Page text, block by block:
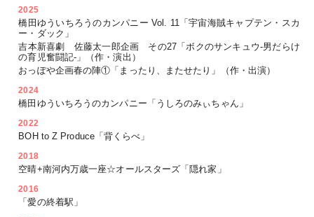
2025
橋田ゆういちろうのカンパニー Vol. 11「宇宙海賊キャプテン・スカ
ー・ダック」
吉本新喜劇 佐藤太一郎企画 その27「ボクのサンキュウ-男だらけ
の育児奮闘記-」（作・演出）
おっぽや企画春の陣①「まったり、またせたり」（作・出演）
2024
橋田ゆういちろうのカンパニー「うしろのみぃちゃん」
2022
BOH to Z Produce「背くらべ」
2018
空晴+南河内万歳一座☆オールスターズ「隠れ家」
2016
「愛の終着駅」